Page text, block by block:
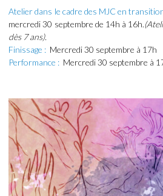
Atelier dans le cadre des MJC en
mercredi 30 septembre de 14h à 16h.
dès 7 ans).
Finissage : Mercredi 30 septembre à 17h
Performance : Mercredi 30 septembre à